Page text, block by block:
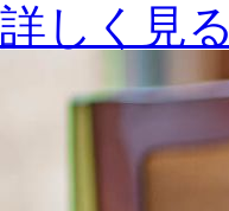
詳しく見る